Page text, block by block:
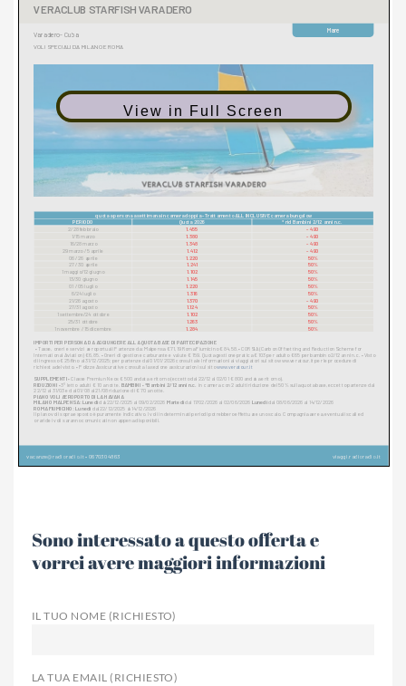
View in Full Screen
Sono interessato a questo offerta e
vorrei avere maggiori informazioni
IL TUO NOME (RICHIESTO)
LA TUA EMAIL (RICHIESTO)